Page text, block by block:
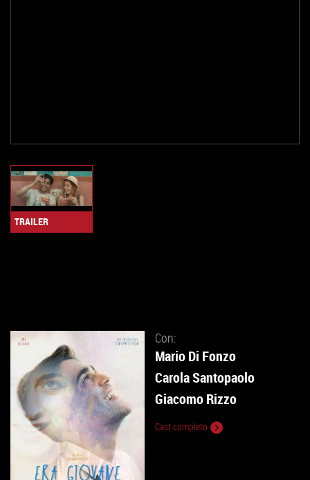
TRAILER
Con:
Mario Di Fonzo
Carola Santopaolo
Giacomo Rizzo
Cast completo